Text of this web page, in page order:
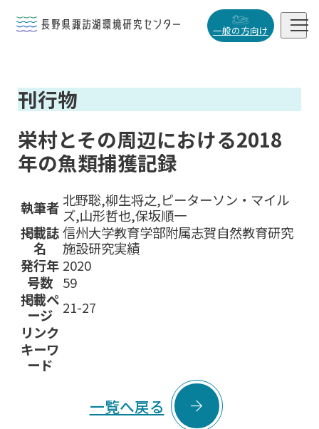
小 中 大


研究活動

データベース

一般の方向け 
刊行物
栄村とその周辺における2018
年の魚類捕獲記録
執筆者 北野聡,柳生将之,ピーターソン・マイル
ズ,山形哲也,保坂順一
掲載誌
名
信州大学教育学部附属志賀自然教育研究
施設研究実績
発行年 2020
号数 59
掲載ペ
ージ 21-27
リンク
キーワ
ード
一覧へ戻る 